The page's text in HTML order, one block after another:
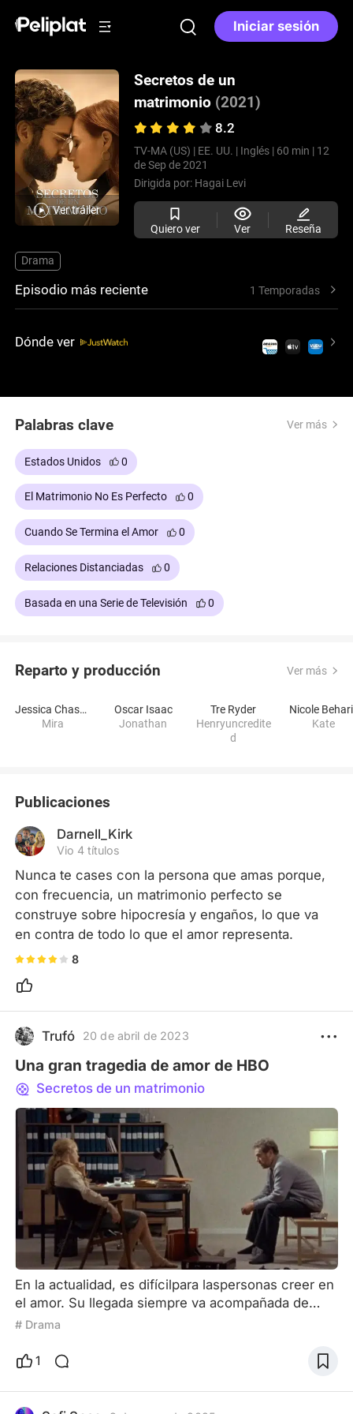
Iniciar sesión
Ver tráiler
Secretos de un
matrimonio (2021)
8.2
TV-MA (US) | EE. UU. | Inglés | 60 min | 12
de Sep de 2021
Dirigida por: Hagai Levi
Quiero ver Ver Reseña
Drama
Episodio más reciente 1 Temporadas
Dónde ver
Palabras clave Ver más
Estados Unidos 0
El Matrimonio No Es Perfecto 0
Cuando Se Termina el Amor 0
Relaciones Distanciadas 0
Basada en una Serie de Televisión 0
Reparto y producción Ver más
Jessica Chastain
Mira
Oscar Isaac
Jonathan
Tre Ryder
Henryuncredite
d
Nicole
Kate
Publicaciones
Darnell_Kirk
Vio 4 títulos
Nunca te cases con la persona que amas porque,
con frecuencia, un matrimonio perfecto se
construye sobre hipocresía y engaños, lo que va
en contra de todo lo que el amor representa.
8
Trufó 20 de abril de 2023
Una gran tragedia de amor de HBO
Secretos de un matrimonio
En la actualidad, es difícilpara laspersonas creer en
el amor. Su llegada siempre va acompañada de
más ganancias ypérdidas, sumado al despertar del
el matrimonio ya no es una obligaciónpara
suficientemente sombrío, y la unión realista de los
# Drama
1